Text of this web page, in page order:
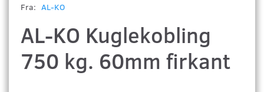
Fra: AL-KO
AL-KO Kuglekobling
750 kg. 60mm firkant